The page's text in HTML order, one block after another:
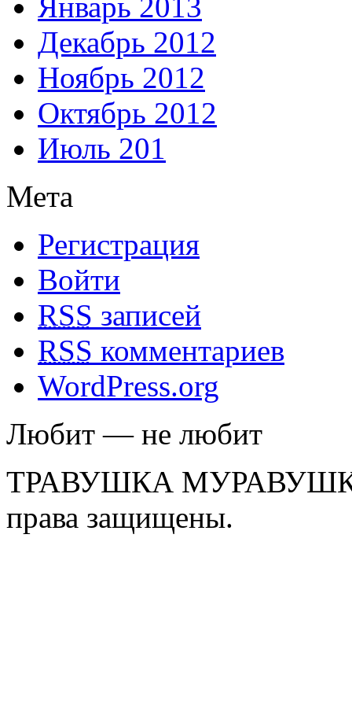
Декабрь 2012
Ноябрь 2012
Октябрь 2012
Июль 201
Мета
Регистрация
Войти
RSS записей
RSS комментариев
WordPress.org
Любит — не любит
ТРАВУШКА
права защищены.